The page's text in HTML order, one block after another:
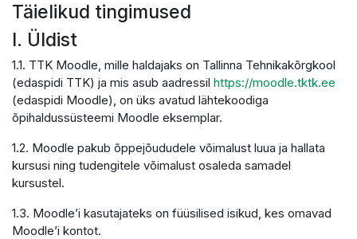
Täielikud tingimused
I. Üldist
1.1. TTK Moodle, mille haldajaks on Tallinna Tehnikakõrgkool
(edaspidi TTK) ja mis asub aadressil https://moodle.tktk.ee
(edaspidi Moodle), on üks avatud lähtekoodiga
õpihaldussüsteemi Moodle eksemplar.
1.2. Moodle pakub õppejõududele võimalust luua ja hallata
kursusi ning tudengitele võimalust osaleda samadel
kursustel.
1.3. Moodle’i kasutajateks on füüsilised isikud, kes omavad
Moodle’i kontot.